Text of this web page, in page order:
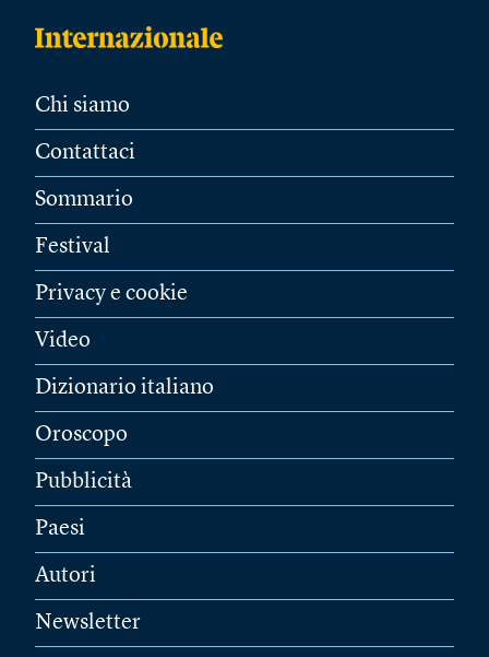
Chi siamo
Contattaci
Sommario
Festival
Privacy e cookie
Video
Dizionario italiano
Oroscopo
Pubblicità
Paesi
Autori
Newsletter